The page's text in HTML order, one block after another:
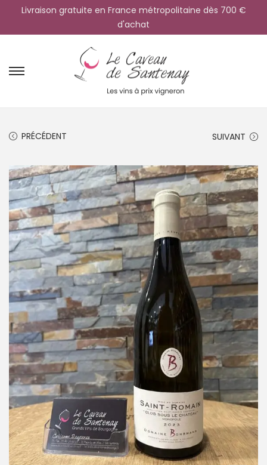
Livraison gratuite en France métropolitaine dès 700 €
d'achat
PRÉCÉDENT SUIVANT